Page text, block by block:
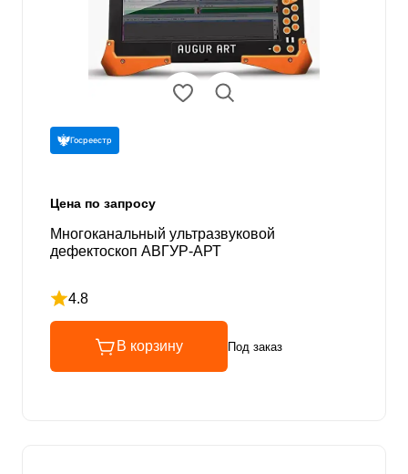
Госреестр
Цена по запросу
Многоканальный ультразвуковой
дефектоскоп АВГУР-АРТ
4.8
Рейтинг 4.8 из 5
В корзину Под заказ